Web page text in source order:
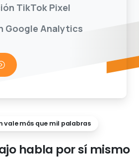
Analytics
vale más que mil palabras
hablaporsímismo